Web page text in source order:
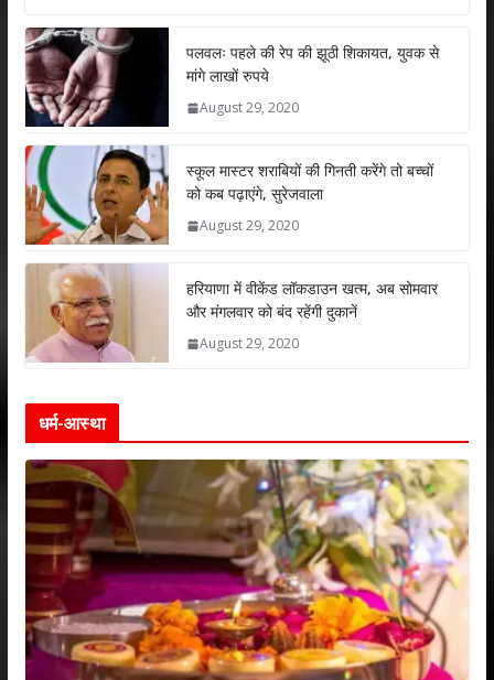
at
s
A
p
p
e
b
o
k
er e
dI
n
l e
पलवलः पहले की रेप की झूठी शिकायत, युवक से
मांगे लाखों रुपये
August 29, 2020
स्कूल मास्टर शराबियों की गिनती करेंगे तो बच्चों
को कब पढ़ाएंगे, सुरेजवाला
August 29, 2020
हरियाणा में वीकेंड लॉकडाउन खत्म, अब सोमवार
और मंगलवार को बंद रहेंगी दुकानें
August 29, 2020
धर्म-आस्था